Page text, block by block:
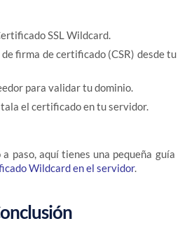
SSL Wildcard.
firma de certificado (CSR) desde tu
para validar tu dominio.
el certificado en tu servidor.
paso, aquí tienes una pequeña guía
Wildcard en el servidor.